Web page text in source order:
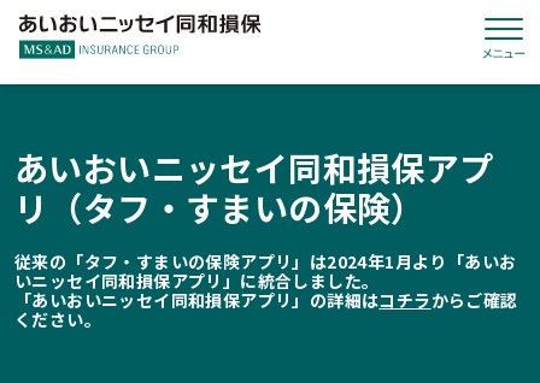
あいおいニッセイ同和損保アプ
リ（タフ・すまいの保険）
従来の「タフ・すまいの保険アプリ」は2024年1月より「あいお
いニッセイ同和損保アプリ」に統合しました。
「あいおいニッセイ同和損保アプリ」の詳細はコチラからご確認
ください。